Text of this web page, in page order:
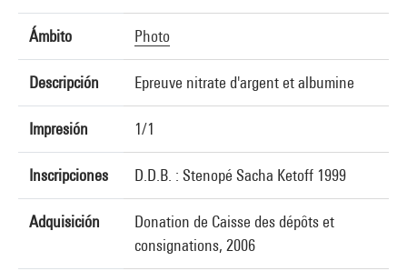
Ámbito Photo
Descripción Epreuve nitrate d'argent et albumine
Impresión 1/1
Inscripciones D.D.B. : Stenopé Sacha Ketoff 1999
Adquisición
Donation de Caisse des dépôts et
consignations, 2006